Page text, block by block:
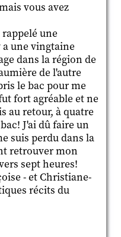
vous avez
une
une vingtaine
dans la région de
de l'autre
le bac pour me
fort agréable et ne
au retour, à quatre
J'ai dû faire un
suis perdu dans la
retrouver mon
sept heures!
- et Christiane-
récits du